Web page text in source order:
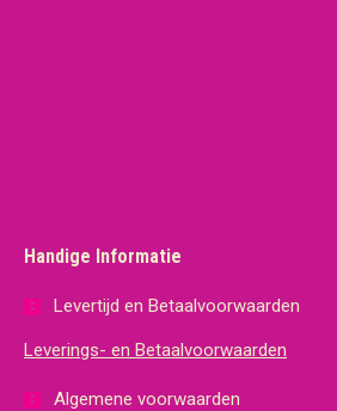
Handige Informatie
Levertijd en Betaalvoorwaarden
Leverings- en Betaalvoorwaarden
Algemene voorwaarden